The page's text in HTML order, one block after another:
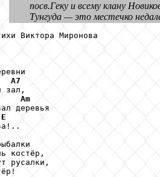
посв.Геку и всему клану
Тунгуда — это местечко
Виктора Миронова
A7
Am
E
костёр,
русалки,